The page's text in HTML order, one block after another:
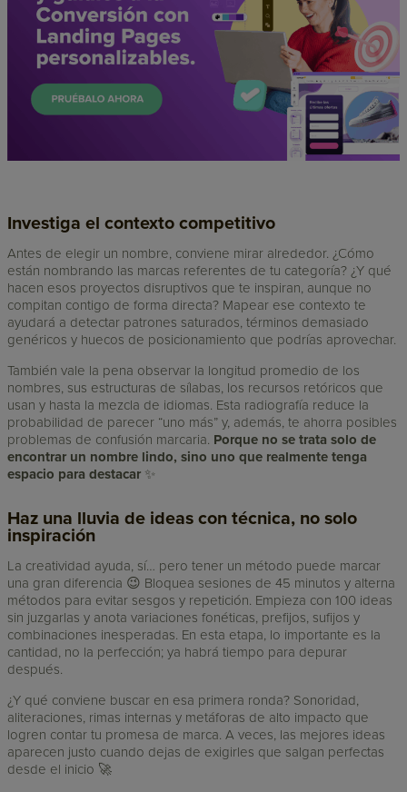
Investiga el contexto competitivo
Antes de elegir un nombre, conviene mirar alrededor. ¿Cómo
están nombrando las marcas referentes de tu categoría? ¿Y qué
hacen esos proyectos disruptivos que te inspiran, aunque no
compitan contigo de forma directa? Mapear ese contexto te
ayudará a detectar patrones saturados, términos demasiado
genéricos y huecos de posicionamiento que podrías aprovechar.
También vale la pena observar la longitud promedio de los
nombres, sus estructuras de sílabas, los recursos retóricos que
usan y hasta la mezcla de idiomas. Esta radiografía reduce la
probabilidad de parecer “uno más” y, además, te ahorra posibles
problemas de confusión marcaria. Porque no se trata solo de
encontrar un nombre lindo, sino uno que realmente tenga
espacio para destacar ✨
Haz una lluvia de ideas con técnica, no solo
inspiración
La creatividad ayuda, sí… pero tener un método puede marcar
una gran diferencia 😉 Bloquea sesiones de 45 minutos y alterna
métodos para evitar sesgos y repetición. Empieza con 100 ideas
sin juzgarlas y anota variaciones fonéticas, prefijos, sufijos y
combinaciones inesperadas. En esta etapa, lo importante es la
cantidad, no la perfección; ya habrá tiempo para depurar
después.
¿Y qué conviene buscar en esa primera ronda? Sonoridad,
aliteraciones, rimas internas y metáforas de alto impacto que
logren contar tu promesa de marca. A veces, las mejores ideas
aparecen justo cuando dejas de exigirles que salgan perfectas
desde el inicio 🚀